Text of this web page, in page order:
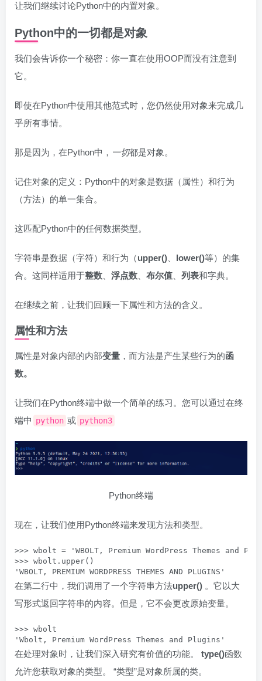
让我们继续讨论Python中的内置对象。
Python中的一切都是对象
我们会告诉你一个秘密：你一直在使用OOP而没有注意到
它。
即使在Python中使用其他范式时，您仍然使用对象来完成几
乎所有事情。
那是因为，在Python中， 一切都是对象。
记住对象的定义：Python中的对象是数据（属性）和行为
（方法）的单一集合。
这匹配Python中的任何数据类型。
字符串是数据（字符）和行为（upper() lower()等）的集
合。这同样适用于整数 浮点数 布尔值 列表和字典。
在继续之前，让我们回顾一下属性和方法的含义。
属性和方法
属性是对象内部的内部变量 ，而方法是产生某些行为的函
数。
让我们在Python终端中做一个简单的练习。您可以通过在终
端中 python 或 python3
Python终端
现在，让我们使用Python终端来发现方法和类型。
>>> wbolt = 'WBOLT, Premium WordPress Themes and
>>> wbolt.upper()
'WBOLT, PREMIUM WORDPRESS THEMES AND PLUGINS'
在第二行中，我们调用了一个字符串方法upper() 。它以大
写形式返回字符串的内容。但是，它不会更改原始变量。
>>> wbolt
'Wbolt, Premium WordPress Themes and Plugins'
在处理对象时，让我们深入研究有价值的功能。 type()函数
允许您获取对象的类型。 “类型”是对象所属的类。